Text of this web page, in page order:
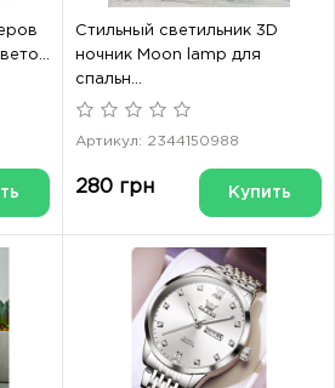
Стильный светильник 3D
ночник Moon lamp для
спальн...
Артикул: 2344150988
280 грн Купить